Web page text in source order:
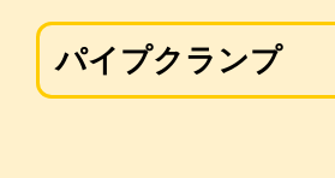
パイプクランプ